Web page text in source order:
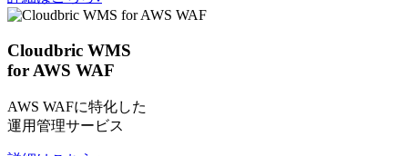
Cloudbric WMS
for AWS WAF
AWS WAFに特化した
運用管理サービス